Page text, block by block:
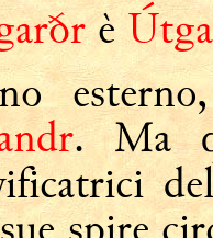
è
. Ma